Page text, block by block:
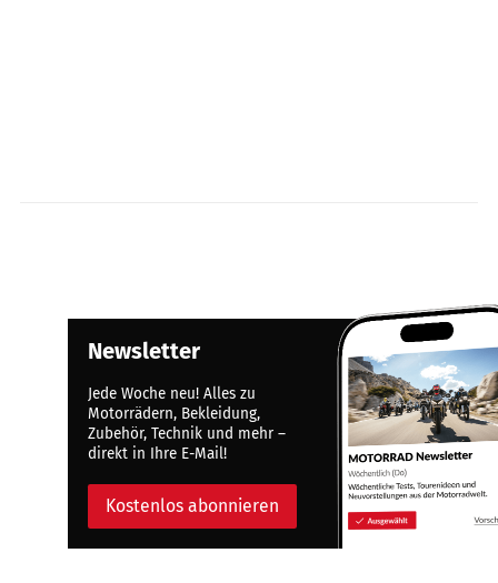
Newsletter
Jede Woche neu! Alles zu
Motorrädern, Bekleidung,
Zubehör, Technik und mehr –
direkt in Ihre E-Mail!
Kostenlos abonnieren